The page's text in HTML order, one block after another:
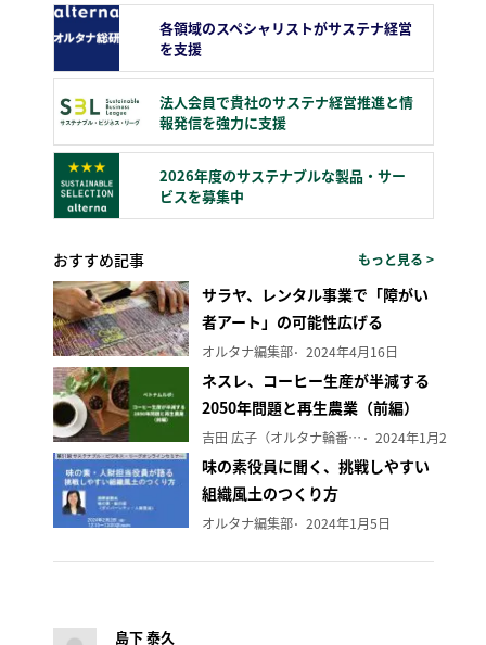
各領域のスペシャリストがサステナ経営
を支援
法人会員で貴社のサステナ経営推進と情
報発信を強力に支援
2026年度のサステナブルな製品・サー
ビスを募集中
おすすめ記事 もっと見る >
サラヤ、レンタル事業で「障がい
者アート」の可能性広げる
オルタナ編集部 2024年4月16日
ネスレ、コーヒー生産が半減する
2050年問題と再生農業（前編）
吉田 広子（オルタナ輪番編集長） 2024年1月29日
味の素役員に聞く、挑戦しやすい
組織風土のつくり方
オルタナ編集部 2024年1月5日
島下 泰久